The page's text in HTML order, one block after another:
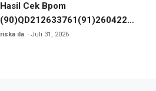
Hasil Cek Bpom
(90)QD212633761(91)260422
Freshcare Strong dan Status Izin
riska ila Juli 31, 2026